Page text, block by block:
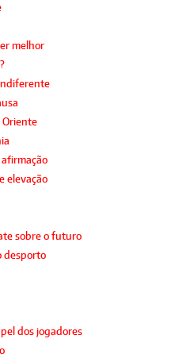
melhor
Oriente
elevação
sobre o futuro
desporto
dos jogadores